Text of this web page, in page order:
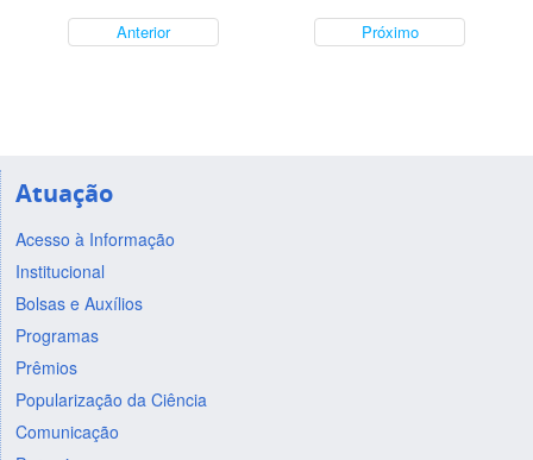
Anterior Próximo
Atuação
Acesso à Informação
Institucional
Bolsas e Auxílios
Programas
Prêmios
Popularização da Ciência
Comunicação